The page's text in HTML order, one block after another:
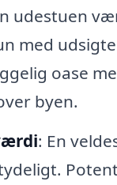
udestuen
med
oase
byen.
: En